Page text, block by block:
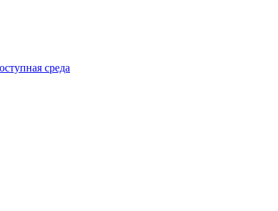
среда